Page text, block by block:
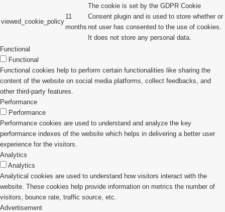
viewed_cookie_policy
11
months
The cookie is set by the GDPR Cookie
Consent plugin and is used to store whether or
not user has consented to the use of cookies.
It does not store any personal data.
Functional
Functional
Functional cookies help to perform certain functionalities like sharing the
content of the website on social media platforms, collect feedbacks, and
other third-party features.
Performance
Performance
Performance cookies are used to understand and analyze the key
performance indexes of the website which helps in delivering a better user
experience for the visitors.
Analytics
Analytics
Analytical cookies are used to understand how visitors interact with the
website. These cookies help provide information on metrics the number of
visitors, bounce rate, traffic source, etc.
Advertisement